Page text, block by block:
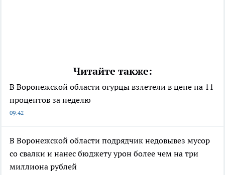
Читайте также:
В Воронежской области огурцы взлетели в цене на 11
процентов за неделю
09:42
В Воронежской области подрядчик недовывез мусор
со свалки и нанес бюджету урон более чем на три
миллиона рублей